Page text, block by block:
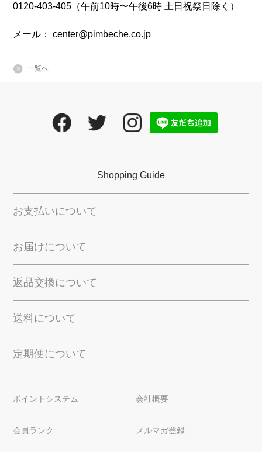
0120-403-405（午前10時〜午後6時 土日祝祭日除く）
メール： center@pimbeche.co.jp
一覧へ
Shopping Guide
お支払いについて
お届けについて
返品交換について
送料について
定期便について
ポイントシステム
会員ランク
会社概要
メルマガ登録